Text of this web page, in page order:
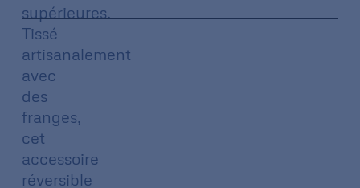
supérieures.
Tissé
artisanalement
avec
des
franges,
cet
accessoire
réversible